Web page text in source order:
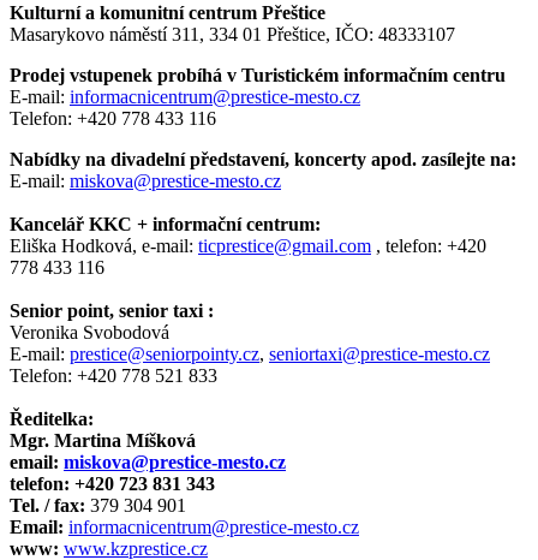
Kulturní a komunitní centrum Přeštice
Masarykovo náměstí 311, 334 01 Přeštice, IČO: 48333107
Prodej vstupenek probíhá v Turistickém informačním centru
E-mail: informacnicentrum@prestice-mesto.cz
Telefon: +420 778 433 116
Nabídky na divadelní představení, koncerty apod. zasílejte na:
E-mail: miskova@prestice-mesto.cz
Kancelář KKC + informační centrum:
Eliška Hodková, e-mail: ticprestice@gmail.com , telefon: +420
778 433 116
Senior point, senior taxi :
Veronika Svobodová
E-mail: prestice@seniorpointy.cz, seniortaxi@prestice-mesto.cz
Telefon: +420 778 521 833
Ředitelka:
Mgr. Martina Míšková
email: miskova@prestice-mesto.cz
telefon: +420 723 831 343
Tel. / fax: 379 304 901
Email: informacnicentrum@prestice-mesto.cz
www: www.kzprestice.cz